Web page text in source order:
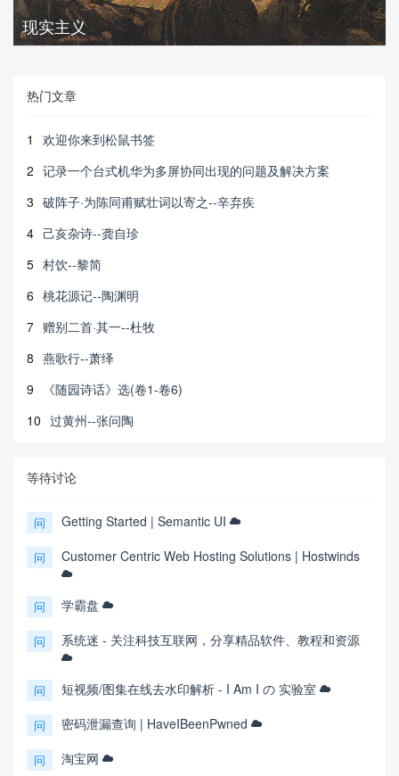
现实主义
热门文章
1
欢迎你来到松鼠书签
2 记录一个台式机华为多屏协同出现的问题及解决方案
3 破阵子·为陈同甫赋壮词以寄之--辛弃疾
4 己亥杂诗--龚自珍
5 村饮--黎简
6 桃花源记--陶渊明
7 赠别二首·其一--杜牧
8 燕歌行--萧绎
9
《随园诗话》选(卷1-卷6)
10 过黄州--张问陶
等待讨论
问 Getting Started | Semantic UI
问 Customer Centric Web Hosting Solutions | Hostwinds
问 学霸盘
问 系统迷 - 关注科技互联网，分享精品软件、教程和资源
问 短视频/图集在线去水印解析 - I Am I の 实验室
问 密码泄漏查询 | HaveIBeenPwned
问 淘宝网